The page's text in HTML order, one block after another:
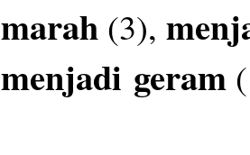
marah (3),
menjadi geram